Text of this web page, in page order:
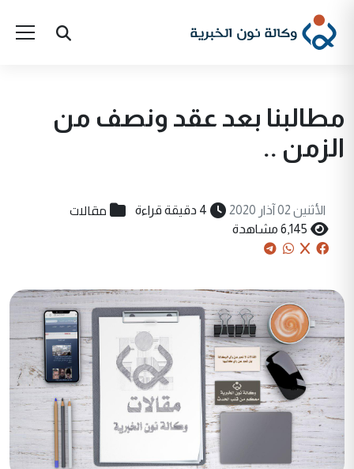
مطالبنا بعد عقد ونصف من
الزمن ..
الأثنين 02 آذار 2020 4 دقيقة قراءة مقالات
6,145 مشاهدة